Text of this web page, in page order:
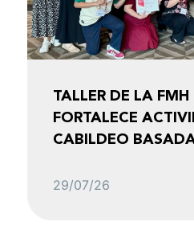
TALLER DE LA
FORTALECE
CABILDEO
29/07/26